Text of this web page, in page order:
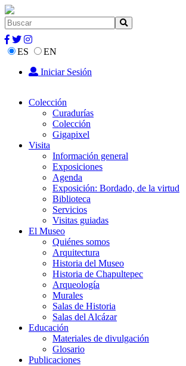
ES
EN
Iniciar Sesión
Colección
Curadurías
Colección
Gigapixel
Visita
Información general
Exposiciones
Agenda
Exposición: Bordado, de la virtud
Biblioteca
Servicios
Visitas guiadas
El Museo
Quiénes somos
Arquitectura
Historia del Museo
Historia de Chapultepec
Arqueología
Murales
Salas de Historia
Salas del Alcázar
Educación
Materiales de divulgación
Glosario
Publicaciones